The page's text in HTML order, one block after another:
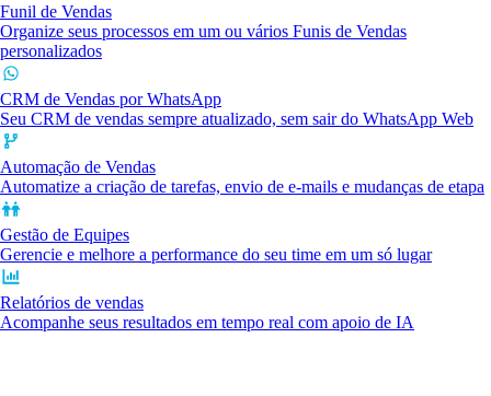
Funil de Vendas
Organize seus processos em um ou vários Funis de Vendas
personalizados
CRM de Vendas por WhatsApp
Seu CRM de vendas sempre atualizado, sem sair do WhatsApp Web
Automação de Vendas
Automatize a criação de tarefas, envio de e-mails e mudanças de etapa
Gestão de Equipes
Gerencie e melhore a performance do seu time em um só lugar
Relatórios de vendas
Acompanhe seus resultados em tempo real com apoio de IA